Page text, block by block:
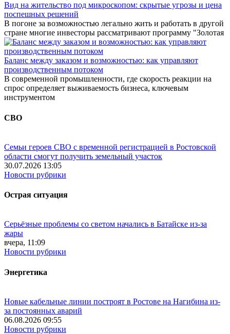
Вид на жительство под микроскопом: скрытые угрозы и цена
поспешных решений
В погоне за возможностью легально жить и работать в другой
стране многие инвесторы рассматривают программу "Золотая
Баланс между заказом и возможностью: как управляют
производственным потоком
В современной промышленности, где скорость реакции на
спрос определяет выживаемость бизнеса, ключевым
инструментом
СВО
Семьи героев СВО с временной регистрацией в Ростовской
области смогут получить земельный участок
30.07.2026 13:05
Новости рубрики
Острая ситуация
Серьёзные проблемы со светом начались в Батайске из-за
жары
вчера, 11:09
Новости рубрики
Энергетика
Новые кабельные линии построят в Ростове на Нагибина из-
за постоянных аварий
06.08.2026 09:55
Новости рубрики